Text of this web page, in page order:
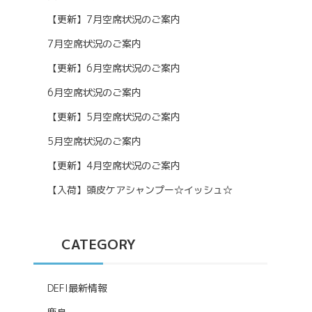
【更新】7月空席状況のご案内
7月空席状況のご案内
【更新】6月空席状況のご案内
6月空席状況のご案内
【更新】5月空席状況のご案内
5月空席状況のご案内
【更新】4月空席状況のご案内
【入荷】頭皮ケアシャンプー☆イッシュ☆
CATEGORY
DEFI最新情報